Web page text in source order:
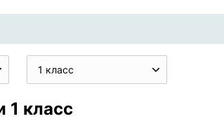
1 класс
1 класс